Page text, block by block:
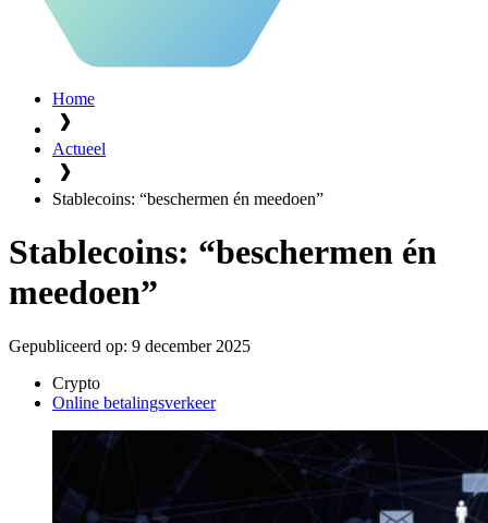
Home
Actueel
Stablecoins: “beschermen én meedoen”
Stablecoins: “beschermen én
meedoen”
Gepubliceerd op: 9 december 2025
Crypto
Online betalingsverkeer